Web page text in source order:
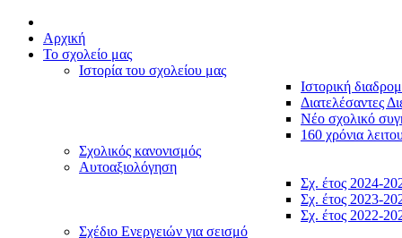
Αρχική
Το σχολείο μας
Ιστορία του σχολείου μας
Ιστορική
Διατελέσαντες
Νέο σχολικό
160 χρόνια
Σχολικός κανονισμός
Αυτοαξιολόγηση
Σχ. έτος 2024-
Σχ. έτος 2023-
Σχ. έτος 2022-
Σχέδιο Ενεργειών για σεισμό